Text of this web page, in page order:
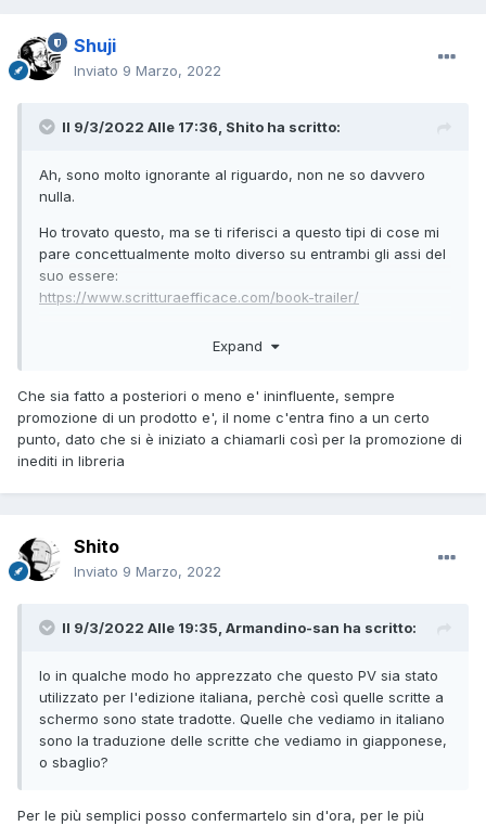
Shuji
Inviato 9 Marzo, 2022
Il 9/3/2022 Alle 17:36, Shito ha scritto:
Ah, sono molto ignorante al riguardo, non ne so davvero
nulla.
Ho trovato questo, ma se ti riferisci a questo tipi di cose mi
pare concettualmente molto diverso su entrambi gli assi del
suo essere:
https://www.scritturaefficace.com/book-trailer/
qualcosa di nuovo, nel senso che sono un veicolo
promozionale di Nadia si tratta invece di un montaggio del
uttto " a posteriori" di qualcosa di già ampiamente diffuso.
Nota bene che pur essendo un video promozionale del LD-
BOX non ne mostra neppure la copertina, di fatto è solo un
Ovviamente, poi, nel caso di un "book trailer" si ha cla
creazione di un prodotto di diverso medium rispetto a quello
che si promoziona: libro- > trailer, mentre nel caso del video
montaggio.
appunto concettualmente diverso, tutto sommato.
Expand
Che sia fatto a posteriori o meno e' ininfluente, sempre
promozione di un prodotto e', il nome c'entra fino a un certo
punto, dato che si è iniziato a chiamarli così per la promozione di
inediti in libreria
Shito
Inviato 9 Marzo, 2022
Il 9/3/2022 Alle 19:35, Armandino-san ha scritto:
Io in qualche modo ho apprezzato che questo PV sia stato
utilizzato per l'edizione italiana, perchè così quelle scritte a
schermo sono state tradotte. Quelle che vediamo in italiano
sono la traduzione delle scritte che vediamo in giapponese,
o sbaglio?
Per le più semplici posso confermartelo sin d'ora, per le più